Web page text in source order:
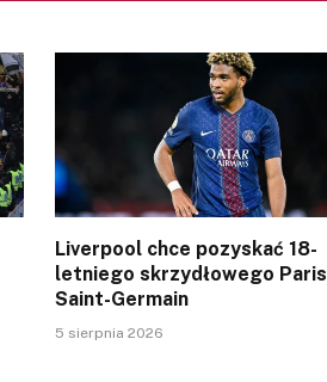
Liverpool chce pozyskać 18-
letniego skrzydłowego Paris
Saint-Germain
5 sierpnia 2026